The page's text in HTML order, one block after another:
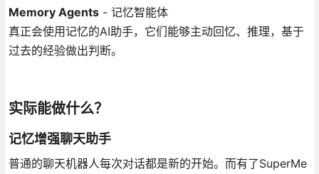
Memory Agents- 记忆智能体
真正会使用记忆的AI助手，它们能够主动回忆、推理，基于
过去的经验做出判断。
实际能做什么？
记忆增强聊天助手
普通的聊天机器人每次对话都是新的开始。而有了SuperMe